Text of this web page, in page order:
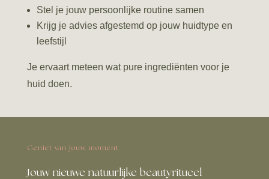
Stel je jouw persoonlijke routine samen
Krijg je advies afgestemd op jouw huidtype en
leefstijl
Je ervaart meteen wat pure ingrediënten voor je
huid doen.
Geniet van jouw moment
Jouw nieuwe natuurlijke beautyritueel